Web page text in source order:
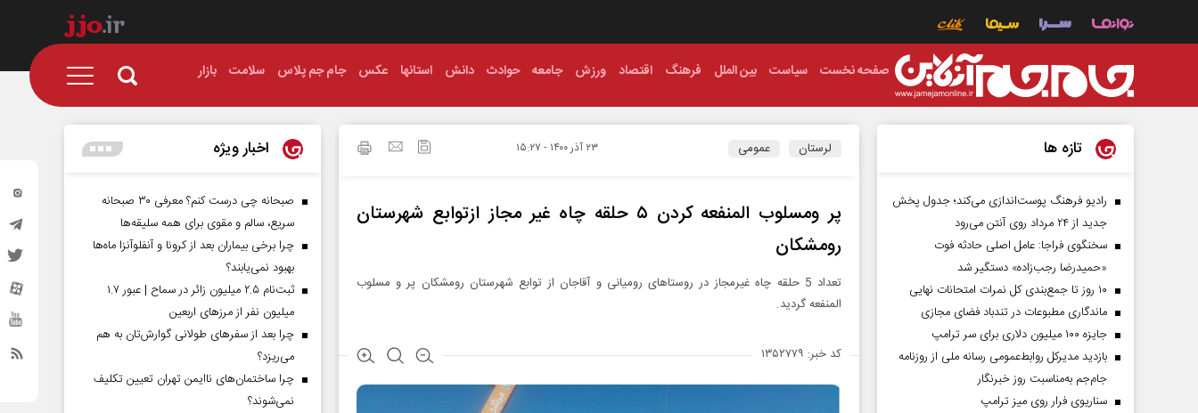
صفحه نخست سیاست بین الملل فرهنگ اقتصاد ورزش جامعه حوادث دانش استانها عکس جام جم پلاس سلامت بازار
لرستان عمومی ۲۳ آذر ۱۴۰۰ - ۱۵:۲۷
پر و‌مسلوب المنفعه کردن ۵ حلقه چاه غیر مجاز ازتوابع شهرستان
رومشکان
تعداد 5 حلقه چاه غیرمجاز در روستاهای رومیانی و آقاجان از توابع شهرستان رومشکان پر و مسلوب
المنفعه گردید.
کد خبر: ۱۳۵۲۷۷۹
تازه ها
رادیو فرهنگ پوست‌اندازی می‌کند؛ جدول پخش
جدید از ۲۴ مرداد روی آنتن می‌رود
سخنگوی فراجا: عامل اصلی حادثه فوت
«حمیدرضا رجب‌زاده» دستگیر شد
۱۰ روز تا جمع‌بندی کل نمرات امتحانات نهایی
ماندگاری مطبوعات در تندباد فضای مجازی
جایزه ۱۰۰ میلیون دلاری برای سر ترامپ
بازدید مدیرکل روابط‌عمومی رسانه ملی از روزنامه
جام‌جم به‌مناسبت روز خبرنگار
سناریوی فرار روی میز ترامپ
اخبار ویژه
صبحانه چی درست کنم؟ معرفی ۳۰ صبحانه
سریع، سالم و مقوی برای همه سلیقه‌ها
چرا برخی بیماران بعد از کرونا و آنفلوآنزا ماه‌ها
بهبود نمی‌یابند؟
ثبت‌نام ۲.۵ میلیون زائر در سماح | عبور ۱.۷
میلیون نفر از مرز‌های اربعین
چرا بعد از سفرهای طولانی گوارش‌تان به هم
می‌ریزد؟
چرا ساختمان‌های ناایمن تهران تعیین تکلیف
نمی‌شوند؟